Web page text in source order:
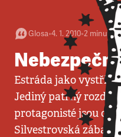
Glosa•4. 1. 2010•2 minuty
Estráda jako
Jediný patrný rozdíl
protagonisté jsou o
Silvestrovská